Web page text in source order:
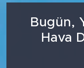
Bugün,
Hava
FİNANS
Süper Lig